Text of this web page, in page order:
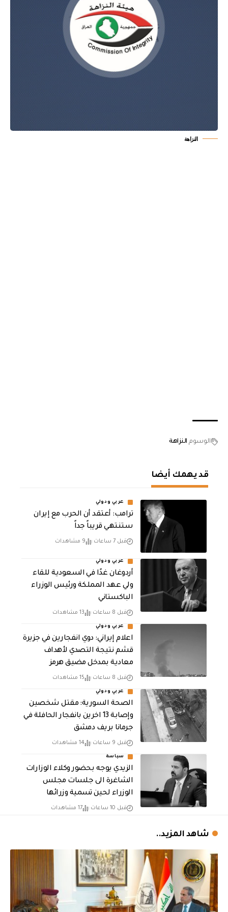
النزاهة
الوسوم النزاهة
قد يهمك أيضا
عربي ودولي
‏ترامب: أعتقد أن الحرب مع إيران
ستنتهي قريباً جداً
قبل 7 ساعات 9 مشاهدات
عربي ودولي
أردوغان غدًا في السعودية للقاء
ولي عهد المملكة ورئيس الوزراء
الباكستاني
قبل 8 ساعات 13 مشاهدات
عربي ودولي
اعلام إيراني: دوي انفجارين في جزيرة
قشم نتيجة التصدي لأهداف
معادية بمدخل مضيق هرمز
قبل 8 ساعات 15 مشاهدات
عربي ودولي
الصحة السورية: مقتل شخصين
وإصابة 13 اخرين بانفجار الحافلة في
جرمانا بريف دمشق
قبل 9 ساعات 14 مشاهدات
سياسة
الزيدي يوجه بحضور وكلاء الوزارات
الشاغرة الى جلسات مجلس
الوزراء لحين تسمية وزرائها
قبل 10 ساعات 17 مشاهدات
شاهد المزيد..